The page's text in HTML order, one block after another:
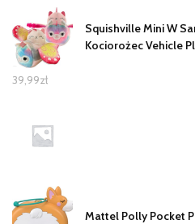
Squishville Mini W
Kociorożec Vehicle
39,99zł
Mattel Polly Pocket